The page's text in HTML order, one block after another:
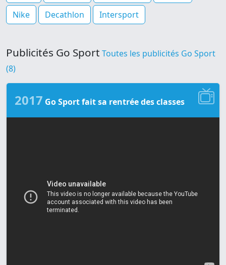
Nike
Decathlon Intersport
Publicités Go Sport Toutes les publicités Go Sport
(8)
2017 Go Sport fait sa rentrée des classes